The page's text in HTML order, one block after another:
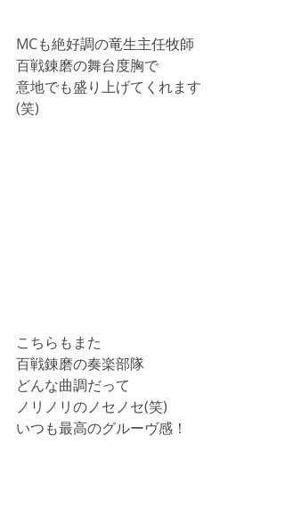
MCも絶好調の竜生主任牧師
百戦錬磨の舞台度胸で
意地でも盛り上げてくれます
(笑)
こちらもまた
百戦錬磨の奏楽部隊
どんな曲調だって
ノリノリのノセノセ(笑)
いつも最高のグルーヴ感！